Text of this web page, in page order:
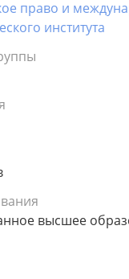
право и
института
высшее